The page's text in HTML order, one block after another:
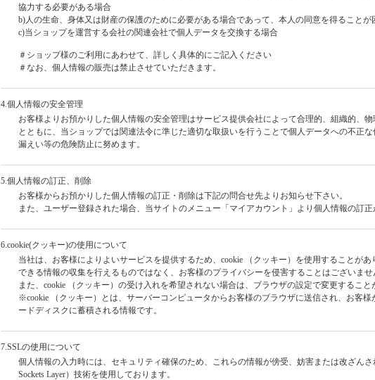
協力する必要がある場合
b)人の生命、身体又は財産の保護のために必要がある場合であって、本人の同意を得ることが
c)当ショップを運営する会社の関連会社で個人データを交換する場合
＃ショップ様のご利用にあわせて、詳しく具体的にご記入ください
＃なお、個人情報の販売は禁止させていただきます。
4.個人情報の安全管理
お客様よりお預かりした個人情報の安全管理はサービス提供会社によって合理的、組織的、
とともに、当ショップでは関連法令に準じた適切な取扱いを行うことで個人データへの不正な
漏えい等の危険防止に努めます。
5.個人情報の訂正、削除
お客様からお預かりした個人情報の訂正・削除は下記の問合せ先よりお知らせ下さい。
また、ユーザー登録された場合、当サイトのメニュー「マイアカウント」より個人情報の訂正
6.cookie(クッキー)の使用について
当社は、お客様によりよいサービスを提供するため、cookie （クッキー）を使用することが
できる情報の収集を行えるものではなく、お客様のプライバシーを侵害することはございませ
また、cookie （クッキー）の受け入れを希望されない場合は、ブラウザの設定で変更すること
※cookie （クッキー）とは、サーバーコンピュータからお客様のブラウザに送信され、お客
ードディスクに蓄積される情報です。
7.SSLの使用について
個人情報の入力時には、セキュリティ確保のため、これらの情報が傍受、妨害または改ざんさ
Sockets Layer）技術を使用しております。